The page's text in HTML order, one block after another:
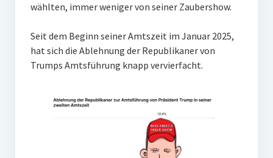
wählten, immer weniger von seiner Zaubershow.
Seit dem Beginn seiner Amtszeit im Januar 2025,
hat sich die Ablehnung der Republikaner von
Trumps Amtsführung knapp vervierfacht.